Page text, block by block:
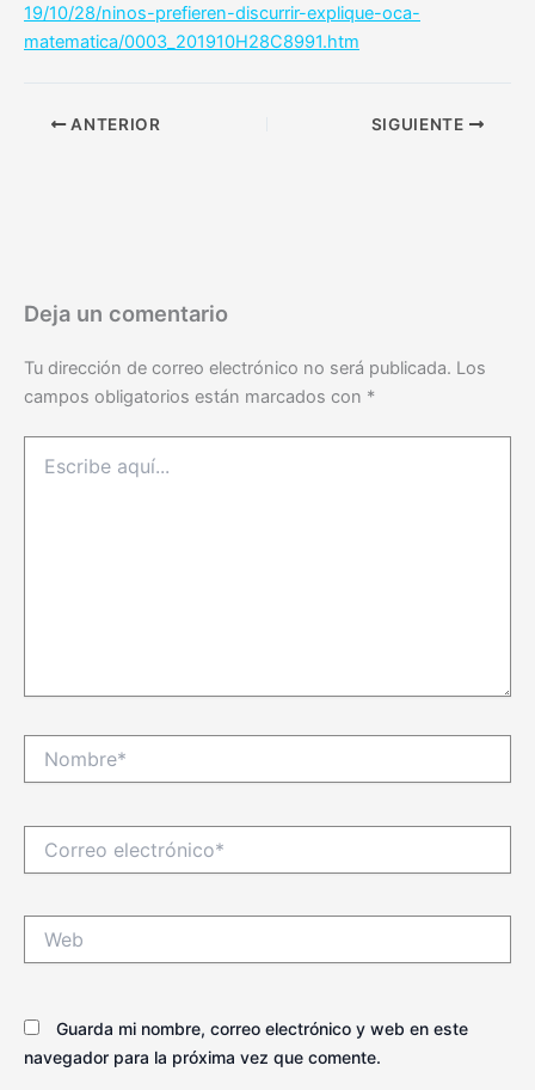
19/10/28/ninos-prefieren-discurrir-explique-oca-
matematica/0003_201910H28C8991.htm
ANTERIOR SIGUIENTE
Deja un comentario
Tu dirección de correo electrónico no será publicada. Los
campos obligatorios están marcados con *
aquí...
electrónico*
Guarda mi nombre, correo electrónico y web en este
navegador para la próxima vez que comente.